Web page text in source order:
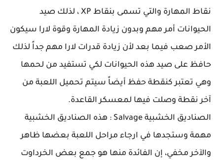
نقاط المهارة والتي تسمى بنقاط XP ، لذلك صيد
الحيوانات أمر مهم وبدون زيادة المهارة وقوة لارا سيكون
الأمر صعب فيما بعد لأن زيادة قدرات لارا مهم جداً لذلك
حافظ على صيد هذه الحيوانات لكي تستفيد من لحمها
وهي تعتبر كنقطة حفظ أيضاً سيتم تحميل اللعبة من
آخر نقطة وصلت فيها لمعسكر القاعدة.
الصناديق الخشبية Salvage : هذه الصناديق الخشبية
مهمة وستجدها في ارجاء مراحل اللعبة بعضها ظاهر
والآخر مخفي، إن الفائدة منها هو جمع بعض الخرداوت